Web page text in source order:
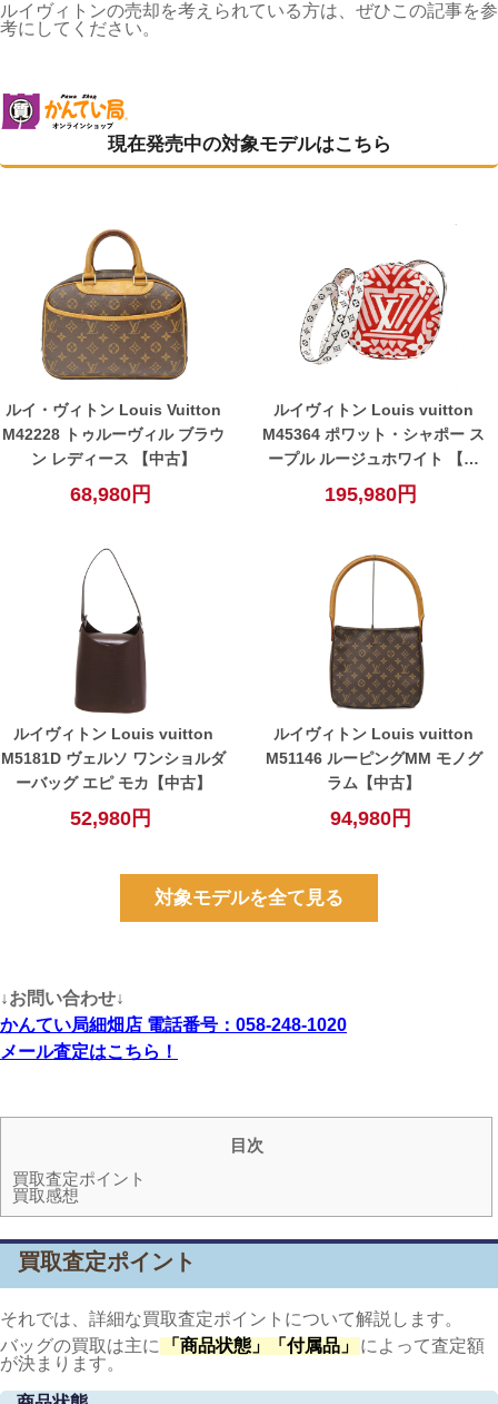
ルイヴィトンの売却を考えられている方は、ぜひこの記事を参
考にしてください。
現在発売中の対象モデルはこちら
ルイ・ヴィトン Louis Vuitton
M42228 トゥルーヴィル ブラウ
ン レディース 【中古】
68,980円
ルイヴィトン Louis vuitton
M45364 ポワット・シャポー ス
ープル ルージュホワイト 【中
195,980円
ルイヴィトン Louis vuitton
M5181D ヴェルソ ワンショルダ
ーバッグ エピ モカ【中古】
52,980円
ルイヴィトン Louis vuitton
M51146 ルーピングMM モノグ
ラム【中古】
94,980円
対象モデルを全て見る
↓お問い合わせ↓
かんてい局細畑店 電話番号：058-248-1020
メール査定はこちら！
目次
買取査定ポイント
買取感想
買取査定ポイント
それでは、詳細な買取査定ポイントについて解説します。
バッグの買取は主に
「商品状態」「付属品」
によって査定額
が決まります。